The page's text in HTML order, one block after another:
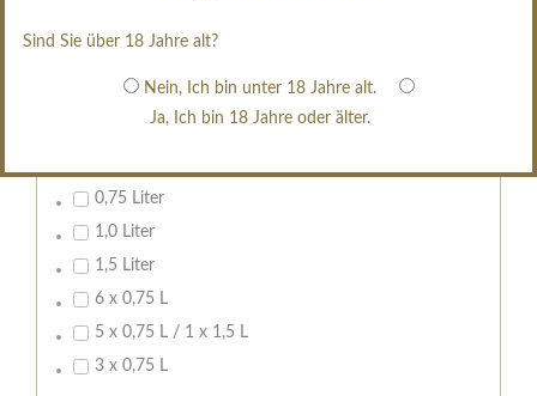
Sind Sie über 18 Jahre alt?
Nein, Ich bin unter 18 Jahre alt.
Ja, Ich bin 18 Jahre oder älter.
im Holzfass gereift
erfrischend, nicht zu süß
0,75 Liter
1,0 Liter
1,5 Liter
6 x 0,75 L
5 x 0,75 L / 1 x 1,5 L
3 x 0,75 L